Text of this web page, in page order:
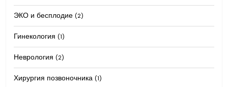
ЭКО и бесплодие (2)
Гинекология (1)
Неврология (2)
Хирургия позвоночника (1)